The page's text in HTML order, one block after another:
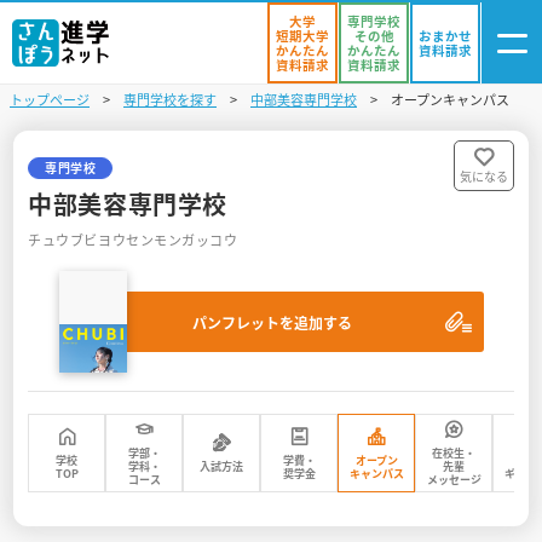
資料リスト
進学イベント
入試・受験入門
お役立ち情報
大学
短期大学
かんたん
資料請求
専門学校
その他
かんたん
資料請求
おまかせ
資料請求
トップページ 専門学校を探す 中部美容専門学校 オープンキャンパス
専門学校
中部美容専門学校
チュウブビヨウセンモンガッコウ
パンフレットを追加する
気になる
学校
TOP
学部・
学科・
コース
入試方法
学費・
奨学金
オープン
キャンパス
在校生・
先輩
メッセージ
ギャラ